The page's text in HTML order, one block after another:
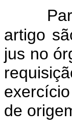
artigo
jus no
de